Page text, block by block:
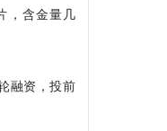
，含金量几
融资，投前